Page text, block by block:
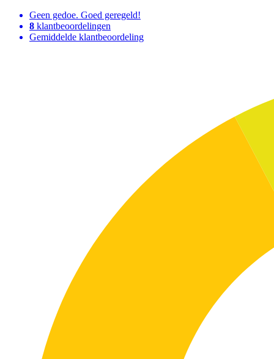
Geen gedoe. Goed geregeld!
8 klantbeoordelingen
Gemiddelde klantbeoordeling